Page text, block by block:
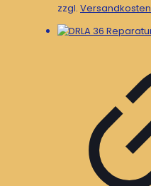
zzgl. Versandkosten